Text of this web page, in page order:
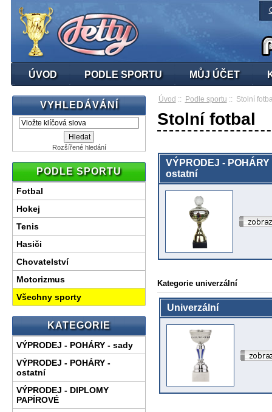
ÚVOD PODLE SPORTU MŮJ ÚČET
VYHLEDÁVÁNÍ
Rozšířené hledání
PODLE SPORTU
Fotbal
Hokej
Tenis
Hasiči
Chovatelství
Motorizmus
Všechny sporty
KATEGORIE
VÝPRODEJ - POHÁRY - sady
VÝPRODEJ - POHÁRY -
ostatní
VÝPRODEJ - DIPLOMY
PAPÍROVÉ
Úvod :: Podle sportu :: Stolní
Stolní fotbal
VÝPRODEJ - POHÁRY
ostatní
Kategorie univerzální
Univerzální